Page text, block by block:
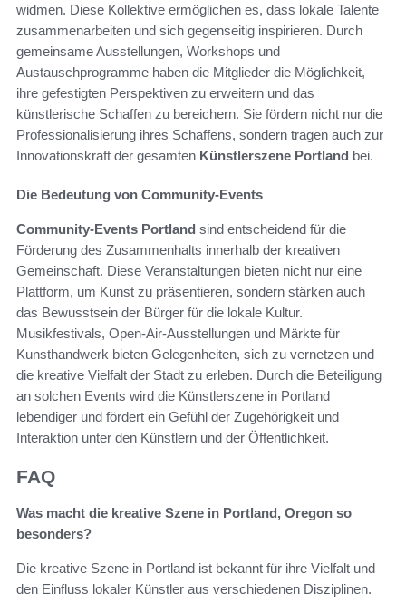
widmen. Diese Kollektive ermöglichen es, dass lokale Talente
zusammenarbeiten und sich gegenseitig inspirieren. Durch
gemeinsame Ausstellungen, Workshops und
Austauschprogramme haben die Mitglieder die Möglichkeit,
ihre gefestigten Perspektiven zu erweitern und das
künstlerische Schaffen zu bereichern. Sie fördern nicht nur die
Professionalisierung ihres Schaffens, sondern tragen auch zur
Innovationskraft der gesamten Künstlerszene Portland bei.
Die Bedeutung von Community-Events
Community-Events Portland sind entscheidend für die
Förderung des Zusammenhalts innerhalb der kreativen
Gemeinschaft. Diese Veranstaltungen bieten nicht nur eine
Plattform, um Kunst zu präsentieren, sondern stärken auch
das Bewusstsein der Bürger für die lokale Kultur.
Musikfestivals, Open-Air-Ausstellungen und Märkte für
Kunsthandwerk bieten Gelegenheiten, sich zu vernetzen und
die kreative Vielfalt der Stadt zu erleben. Durch die Beteiligung
an solchen Events wird die Künstlerszene in Portland
lebendiger und fördert ein Gefühl der Zugehörigkeit und
Interaktion unter den Künstlern und der Öffentlichkeit.
FAQ
Was macht die kreative Szene in Portland, Oregon so
besonders?
Die kreative Szene in Portland ist bekannt für ihre Vielfalt und
den Einfluss lokaler Künstler aus verschiedenen Disziplinen.